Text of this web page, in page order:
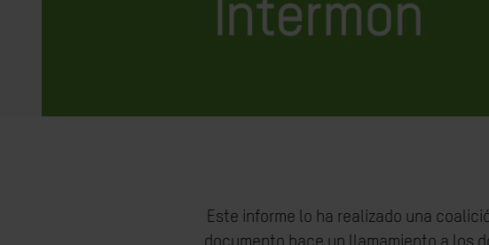
Este informe lo ha realizado una